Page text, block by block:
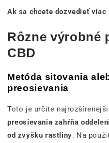
Ak sa chcete dozvedieť
Rôzne výrobné
CBD
Metóda sitovania
preosievania
Toto je určite
preosievania zahŕňa
od zvyšku rastliny. Na